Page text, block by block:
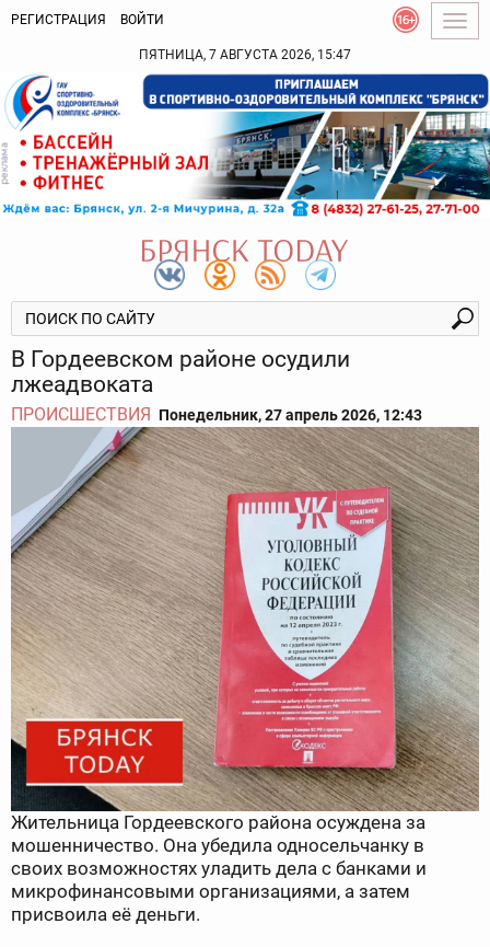
РЕГИСТРАЦИЯ ВОЙТИ
ПЯТНИЦА, 7 АВГУСТА 2026, 15:47
В Гордеевском районе осудили
лжеадвоката
ПРОИСШЕСТВИЯ Понедельник, 27 апрель 2026, 12:43
Жительница Гордеевского района осуждена за
мошенничество. Она убедила односельчанку в
своих возможностях уладить дела с банками и
микрофинансовыми организациями, а затем
присвоила её деньги.